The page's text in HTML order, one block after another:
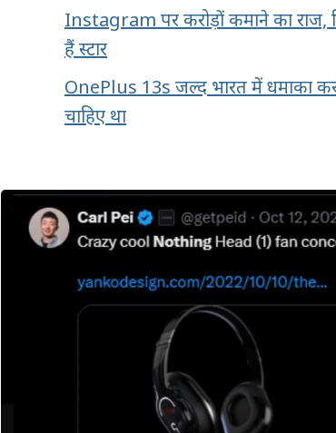
Instagram पर करोड़ों कमाने का
हैं स्टार
OnePlus 13s जल्द भारत में धमाका
चाहिए था